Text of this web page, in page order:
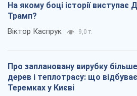
На якому боці історії виступає
Трамп?
Віктор Каспрук 9,0 т.
Про заплановану вирубку
дерев і теплотрасу: що
Теремках у Києві